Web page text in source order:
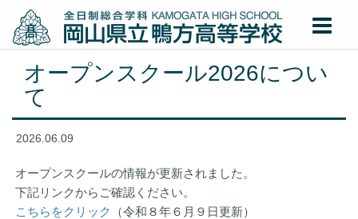
オープンスクール2026につい
て
2026.06.09
オープンスクールの情報が更新されました。
下記リンクからご確認ください。
こちらをクリック
（令和８年６月９日更新）